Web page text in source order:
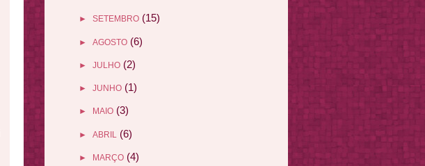
► SETEMBRO (15)
► AGOSTO (6)
► JULHO (2)
► JUNHO (1)
► MAIO (3)
► ABRIL (6)
► MARÇO (4)